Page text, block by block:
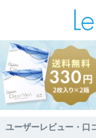
ユーザーレビュー・口